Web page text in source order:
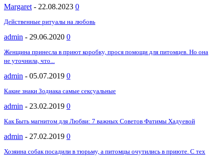
Margaret - 22.08.2023 0
Действенные ритуалы на любовь
admin - 29.06.2020 0
Женщина принесла в приют коробку, прося помощи для питомцев. Но она
не уточнила, что...
admin - 05.07.2019 0
Какие знаки Зодиака самые сексуальные
admin - 23.02.2019 0
Как Быть магнитом для Любви: 7 важных Советов Фатимы Хадуевой
admin - 27.02.2019 0
Хозяина собак посадили в тюрьму, а питомцы очутились в приюте. С тех